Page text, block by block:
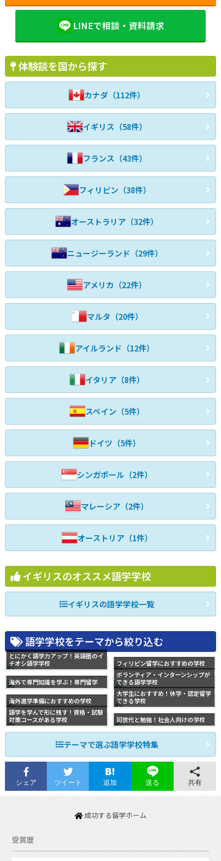
LINEで相談・資料請求
体験談を国から探す
カナダ（112件）
イギリス（58件）
フランス（43件）
フィリピン（38件）
オーストラリア（32件）
ニュージーランド（29件）
アメリカ（22件）
マルタ（20件）
アイルランド（12件）
イタリア（8件）
スペイン（5件）
ドイツ（5件）
シンガポール（2件）
マレーシア（2件）
オーストリア（1件）
イギリスのオススメ語学学校
イギリスの語学学校一覧
語学学校をテーマから絞り込む
とにかく語学力アップ！英語圏のイ
チオシ語学学校
フィリピン留学におすすめの学校
海外で専門知識を学ぶ！専門留学
ボランティア・インターンシップが
できる語学学校
海外進学準備におすすめの学校
大学生におすすめ！休学・認定留学
できる学校
語学を学んで形に残す！資格・試験
対策コースがある学校
同世代と勉強！社会人向けの学校
テーマで選ぶ語学学校特集
シェア ツイート 追加 送る 共有
成功する留学ホーム
受賞歴